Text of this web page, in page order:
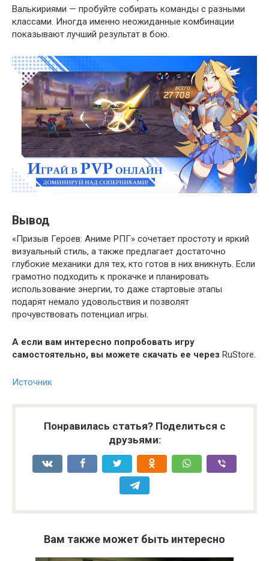
Валькириями — пробуйте собирать команды с разными
классами. Иногда именно неожиданные комбинации
показывают лучший результат в бою.
Вывод
«Призыв Героев: Аниме РПГ» сочетает простоту и яркий
визуальный стиль, а также предлагает достаточно
глубокие механики для тех, кто готов в них вникнуть. Если
грамотно подходить к прокачке и планировать
использование энергии, то даже стартовые этапы
подарят немало удовольствия и позволят
прочувствовать потенциал игры.
А если вам интересно попробовать игру
самостоятельно, вы можете скачать ее через RuStore.
Источник
Понравилась статья? Поделиться с
друзьями:
Вам также может быть интересно